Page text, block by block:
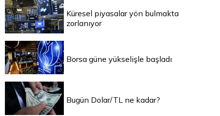
Küresel piyasalar yön bulmakta
zorlanıyor
Borsa güne yükselişle başladı
Bugün Dolar/TL ne kadar?